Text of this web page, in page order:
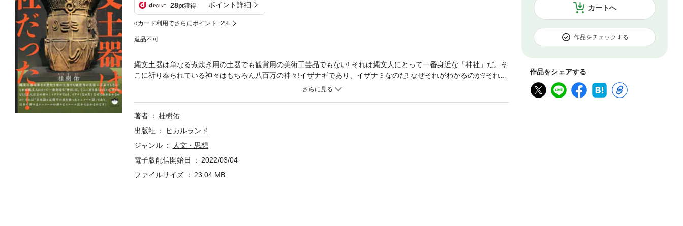
28pt獲得 ポイント詳細
dカード利用でさらにポイント+2%
返品不可
カートへ
作品をチェックする
作品をシェアする
縄文土器は単なる煮炊き用の土器でも観賞用の美術工芸品でもない! それは縄文人にとって一番身近な「神社」だ。そ
こに祈り奉られている神々はもちろん八百万の神々!イザナギであり、イザナミなのだ! なぜそれがわかるのか?それは
「日本語とは漢字の皮を被ったシュメール語」であり、日本の神々はシュメールの神々とイコールだからわかるので
(大地女神:蛇女神キ) ・天之御中主はシュメール(アヌンナキ)のアンAn(天神) ・鳥居とはシュメール(アヌンナキ)のエ
ンリルEn-lil2(風神)の化身である白鳥が止まるところ ・「アラハバキ土偶」にはイザナギ(牡牛神ハル)、イザナミ(蛇
でも「月・星・夜」の意味 ・「畏こみ畏こみ 祈り奉る」など神道に関するものはほぼシュメール語 ・日月神示の〇
の中にあるにチョン「ゝ」の意味は、悪しき神のレッテルの「艮」に「ゝ」が戻り「良」神、即ち「正神」の座に戻
ること ・これは国之常立神(火男神アンギビル一族)が「正神」となって復権することの証 ・「木之花佐久夜比売も祈
著者
桂樹佑
出版社
ヒカルランド
ジャンル
人文・思想
電子版配信開始日
2022/03/04
ファイルサイズ
23.04 MB